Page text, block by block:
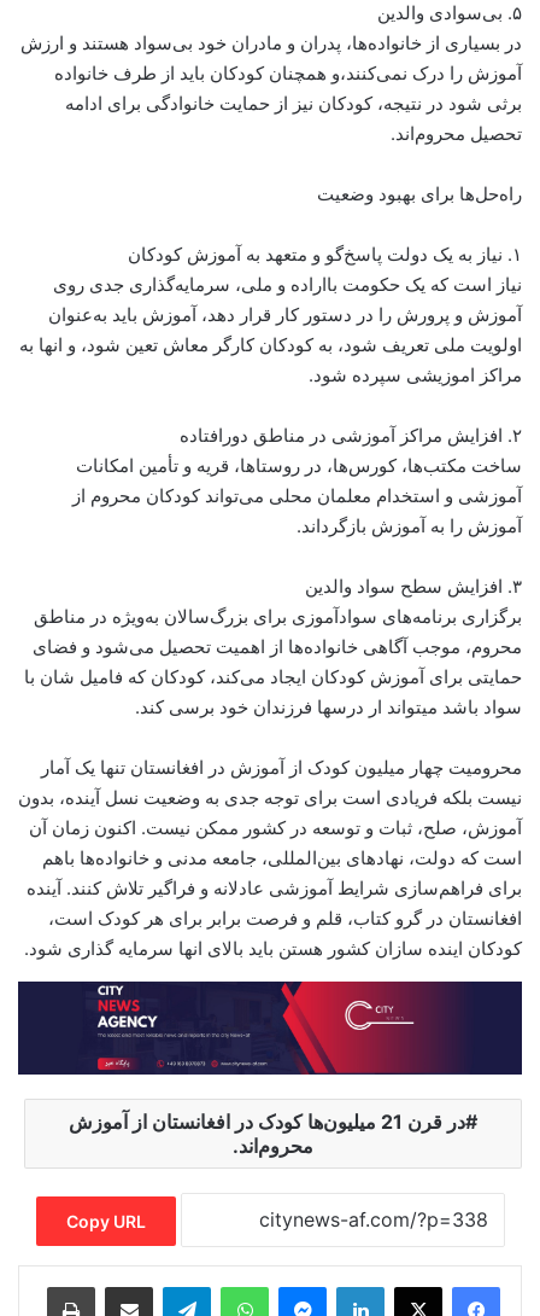
۵. بی‌سوادی والدین
در بسیاری از خانواده‌ها، پدران و مادران خود بی‌سواد هستند و ارزش
آموزش را درک نمی‌کنند،و همچنان کودکان باید از طرف خانواده
برثی شود در نتیجه، کودکان نیز از حمایت خانوادگی برای ادامه
تحصیل محروم‌اند.
راه‌حل‌ها برای بهبود وضعیت
۱. نیاز به یک دولت پاسخ‌گو و متعهد به آموزش کودکان
نیاز است که یک حکومت بااراده و ملی، سرمایه‌گذاری جدی روی
آموزش و پرورش را در دستور کار قرار دهد، آموزش باید به‌عنوان
اولویت ملی تعریف شود، به کودکان کارگر معاش تعین شود، و انها به
مراکز اموزیشی سپرده شود.
۲. افزایش مراکز آموزشی در مناطق دورافتاده
ساخت مکتب‌ها، کورس‌ها، در روستاها، قریه و تأمین امکانات
آموزشی و استخدام معلمان محلی می‌تواند کودکان محروم از
آموزش را به آموزش بازگرداند.
۳. افزایش سطح سواد والدین
برگزاری برنامه‌های سوادآموزی برای بزرگ‌سالان به‌ویژه در مناطق
محروم، موجب آگاهی خانواده‌ها از اهمیت تحصیل می‌شود و فضای
حمایتی برای آموزش کودکان ایجاد می‌کند، کودکان که فامیل شان با
سواد باشد میتواند ار درسها فرزندان خود برسی کند.
محرومیت چهار میلیون کودک از آموزش در افغانستان تنها یک آمار
نیست بلکه فریادی است برای توجه جدی به وضعیت نسل آینده، بدون
آموزش، صلح، ثبات و توسعه در کشور ممکن نیست. اکنون زمان آن
است که دولت، نهادهای بین‌المللی، جامعه مدنی و خانواده‌ها باهم
برای فراهم‌سازی شرایط آموزشی عادلانه و فراگیر تلاش کنند. آینده
افغانستان در گرو کتاب، قلم و فرصت برابر برای هر کودک است،
کودکان اینده سازان کشور هستن باید بالای انها سرمایه گذاری شود.
در قرن 21 میلیون‌ها کودک در افغانستان از آموزش
محروم‌اند.
Copy URL
LinkedIn
Messenger
WhatsApp
Telegram
Share via Email
Print